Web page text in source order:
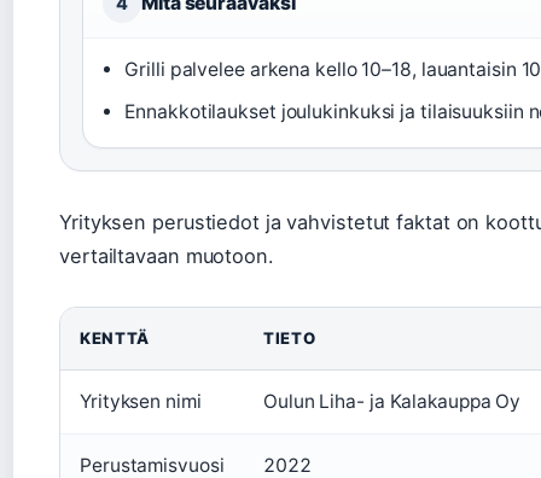
Grilli palvelee arkena kello 10–18, lauantaisin
Ennakkotilaukset joulukinkuksi ja tilaisuuksiin
Yrityksen perustiedot ja vahvistetut faktat on
vertailtavaan muotoon.
KENTTÄ TIETO
Yrityksen nimi Oulun Liha- ja Kalakauppa Oy
Perustamisvuosi 2022